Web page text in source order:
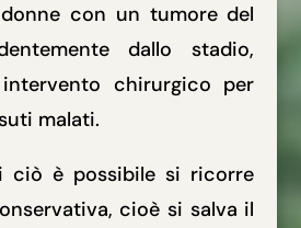
con un tumore del
dallo stadio,
chirurgico per
malati.
ciò è possibile si ricorre
cioè si salva il